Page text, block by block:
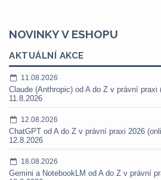
NOVINKY V ESHOPU
AKTUÁLNÍ AKCE
11.08.2026
Claude (Anthropic) od A do Z v právní
11.8.2026
12.08.2026
ChatGPT od A do Z v právní praxi 2026
12.8.2026
18.08.2026
Gemini a NotebookLM od A do Z v právní